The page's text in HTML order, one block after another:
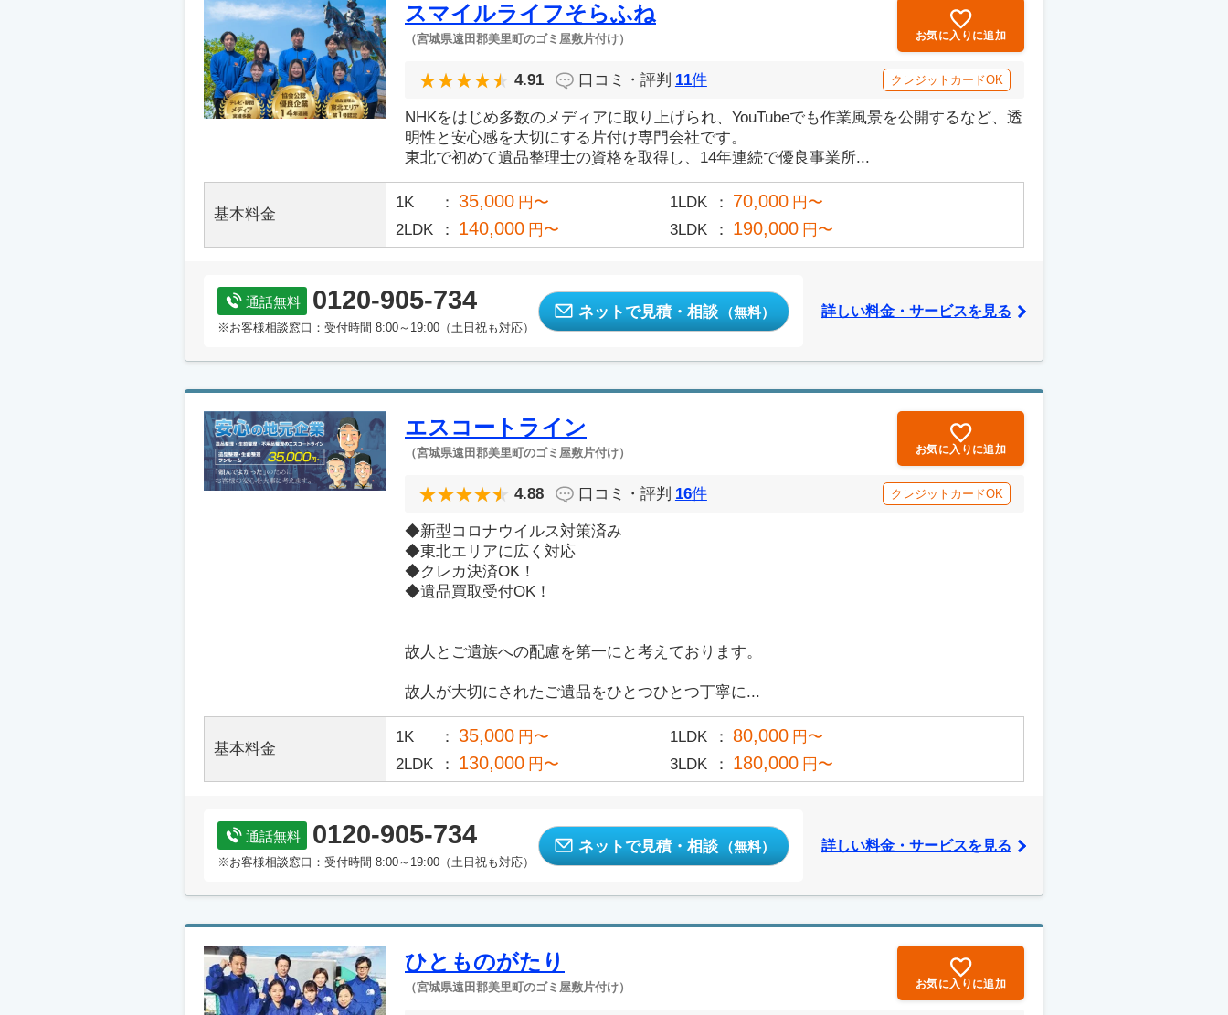
スマイルライフそらふね
（宮城県遠田郡美里町のゴミ屋敷片付け） お気に入りに追加
4.91 口コミ・評判 11件 クレジットカードOK
NHKをはじめ多数のメディアに取り上げられ、YouTubeでも作業風景を公開するなど、透
明性と安心感を大切にする片付け専門会社です。
東北で初めて遺品整理士の資格を取得し、14年連続で優良事業所...
基本料金
1K 35,000 円〜 1LDK 70,000 円〜
2LDK
140,000 円〜 3LDK 190,000 円〜
通話無料 0120-905-734
※お客様相談窓口：受付時間 8:00～19:00（土日祝も対応）
ネットで見積・相談 （無料） 詳しい料金・サービスを見る
エスコートライン
（宮城県遠田郡美里町のゴミ屋敷片付け） お気に入りに追加
4.88 口コミ・評判 16件 クレジットカードOK
◆新型コロナウイルス対策済み
◆東北エリアに広く対応
◆クレカ決済OK！
◆遺品買取受付OK！
故人とご遺族への配慮を第一にと考えております。
故人が大切にされたご遺品をひとつひとつ丁寧に...
基本料金
1K 35,000 円〜 1LDK 80,000 円〜
2LDK
130,000 円〜 3LDK 180,000 円〜
通話無料 0120-905-734
※お客様相談窓口：受付時間 8:00～19:00（土日祝も対応）
ネットで見積・相談 （無料） 詳しい料金・サービスを見る
ひとものがたり
（宮城県遠田郡美里町のゴミ屋敷片付け） お気に入りに追加